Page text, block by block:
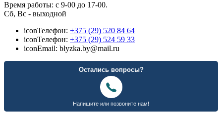
Время работы: с 9-00 до 17-00.
Сб, Вс - выходной
iconТелефон: +375 (29) 520 84 64
iconТелефон: +375 (29) 524 59 33
iconEmail: blyzka.by@mail.ru